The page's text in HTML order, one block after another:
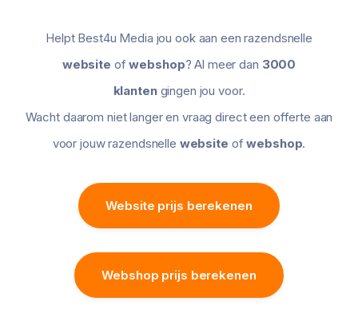
Helpt Best4u Media jou ook aan een razendsnelle
website ofwebshop? Al meer dan 3000
klantengingen jou voor.
Wacht daarom niet langer en vraag direct een offerte aan
voor jouw razendsnelle website ofwebshop.
Website prijs berekenen
Webshop prijs berekenen